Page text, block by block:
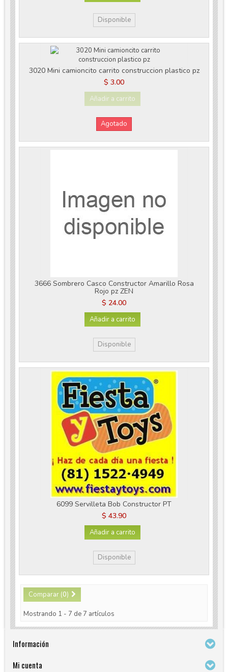
Disponible
3020 Mini camioncito carrito construccion plastico pz
$ 3.00
Añadir a carrito
Agotado
3666 Sombrero Casco Constructor Amarillo Rosa
Rojo pz ZEN
$ 24.00
Añadir a carrito
Disponible
6099 Servilleta Bob Constructor PT
$ 43.90
Añadir a carrito
Disponible
Comparar (0)
Mostrando 1 - 7 de 7 artículos
Información
Mi cuenta